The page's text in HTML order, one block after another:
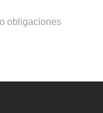
obligaciones